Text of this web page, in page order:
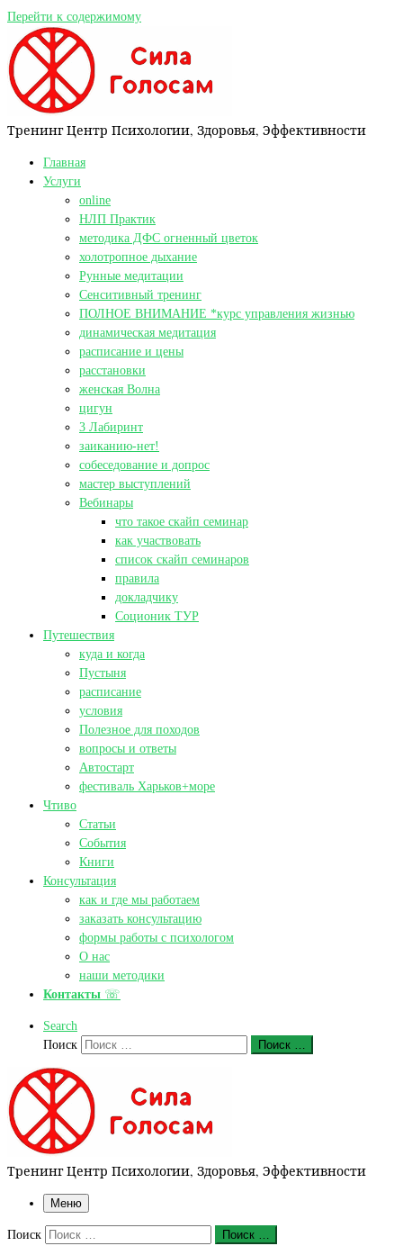
Перейти к содержимому
Тренинг Центр Психологии, Здоровья, Эффективности
Главная
Услуги
online
НЛП Практик
методика ДФС огненный цветок
холотропное дыхание
Рунные медитации
Сенситивный тренинг
ПОЛНОЕ ВНИМАНИЕ *курс управления жизнью
динамическая медитация
расписание и цены
расстановки
женская Волна
цигун
3 Лабиринт
заиканию-нет!
собеседование и допрос
мастер выступлений
Вебинары
что такое скайп семинар
как участвовать
список скайп семинаров
правила
докладчику
Соционик ТУР
Путешествия
куда и когда
Пустыня
расписание
условия
Полезное для походов
вопросы и ответы
Автостарт
фестиваль Харьков+море
Чтиво
Статьи
События
Книги
Консультация
как и где мы работаем
заказать консультацию
формы работы с психологом
О нас
наши методики
Контакты ☏
Search
Поиск
Поиск …
Тренинг Центр Психологии, Здоровья, Эффективности
Меню
Поиск Поиск …